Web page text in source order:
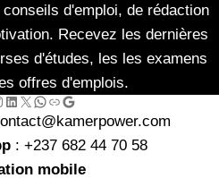
d'emploi, de rédaction
Recevez les dernières
d'études, les les examens
offres d'emplois.
LinkedIn X WhatsApp Link Google
: +237 682 44 70 58
mobile